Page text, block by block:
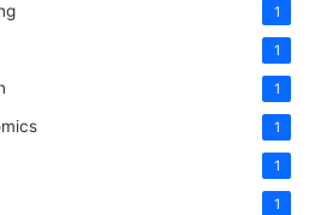
1
1
1
1
1
1